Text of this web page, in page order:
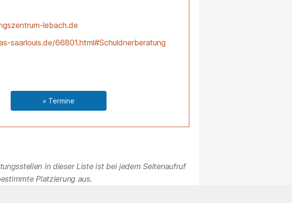
lebach.de
saarlouis.de/66801.html#Schuldnerberatung
» Termine
in dieser Liste ist bei jedem Seitenaufruf
Platzierung aus.